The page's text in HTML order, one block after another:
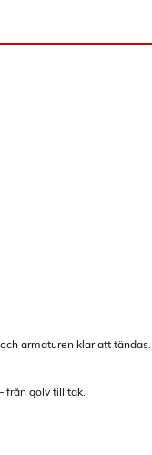
armaturen klar att tändas.
från golv till tak.